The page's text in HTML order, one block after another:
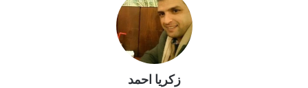
زكريا احمد